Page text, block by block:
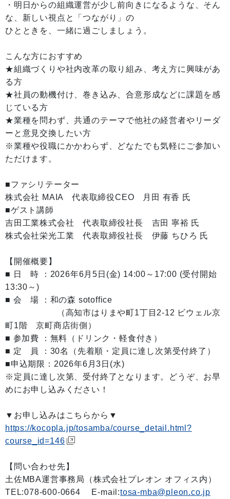
・明日からの組織運営が少し前向きになるような、そん
な、新しい視点と「つながり」の
ひとときを、一緒に過ごしましょう。
こんな方におすすめ
★組織づくりや社内改革の取り組み、考え方に興味があ
る方
★社員の動機付け、巻き込み、合意形成などに課題を感
じている方
★業種を問わず、共通のテーマで他社の経営者やリーダ
ーと意見交換したい方
※業種や役職にかかわらず、どなたでも気軽にご参加い
ただけます。
■ファシリテーター
株式会社 MAIΑ 代表取締役CEO 月田 有香 氏
■ゲスト講師
吉田工業株式会社 代表取締役社長 吉田 寧裕 氏
株式会社栄光工業 代表取締役社長 伊藤 ちひろ 氏
【開催概要】
■ 日 時 ：2026年6月5日(金) 14:00～17:00 (受付開始
13:30～)
■ 会 場 ：和の森 sotoffice
（高知市はりまや町1丁目2-12 ビウェル京
町1階 京町商店街側）
■ 参加費 ：無料（ドリンク・軽食付き）
■ 定 員 ：30名（先着順・定員に達し次第受付終了）
■申込期限：2026年6月3日(水)
※定員に達し次第、受付終了となります。どうぞ、お早
めにお申し込みください！
▼お申し込みはこちらから▼
https://kocopla.jp/tosamba/course_detail.html?
course_id=146
【問い合わせ先】
土佐MBA運営事務局（株式会社プレオン オフィス内）
TEL:078-600-0664 E-mail:tosa-mba@pleon.co.jp